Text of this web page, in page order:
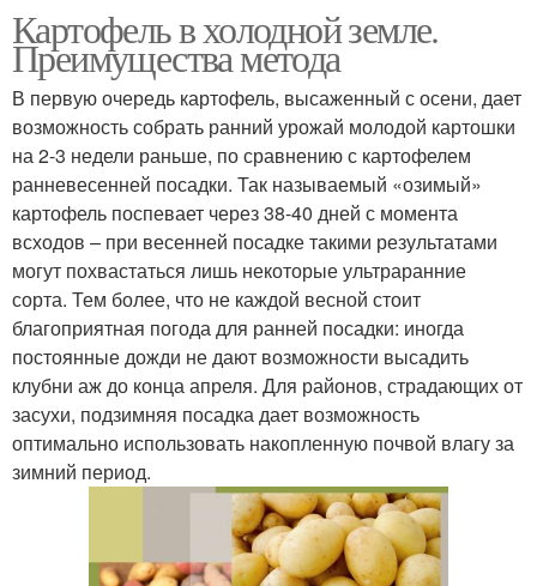
Картофель в холодной земле.
Преимущества метода
В первую очередь картофель, высаженный с осени, дает
возможность собрать ранний урожай молодой картошки
на 2-3 недели раньше, по сравнению с картофелем
ранневесенней посадки. Так называемый «озимый»
картофель поспевает через 38-40 дней с момента
всходов – при весенней посадке такими результатами
могут похвастаться лишь некоторые ультраранние
сорта. Тем более, что не каждой весной стоит
благоприятная погода для ранней посадки: иногда
постоянные дожди не дают возможности высадить
клубни аж до конца апреля. Для районов, страдающих от
засухи, подзимняя посадка дает возможность
оптимально использовать накопленную почвой влагу за
зимний период.